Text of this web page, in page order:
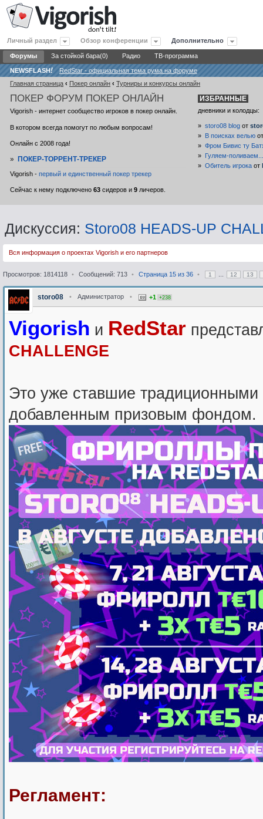
Личный раздел Обзор конференции Дополнительно
Форумы За стойкой бара(0) Радио ТВ-программа
NEWSFLASH!
RedStar - официальная тема рума на форуме
Главная страница ‹ Покер онлайн ‹ Турниры и конкурсы онлайн
ПОКЕР ФОРУМ ПОКЕР ОНЛАЙН
Vigorish - интернет сообщество игроков в покер онлайн.
В котором всегда помогут по любым вопросам!
Онлайн с 2008 года!
»ПОКЕР-ТОРРЕНТ-ТРЕКЕР
Vigorish -первый и единственный покер трекер
Сейчас к нему подключено63 сидеров и9 личеров.
ИЗБРАННЫЕ
дневники и колодцы:
»storo08 blog от
»
В поисках велью
»Фром Бивис ту
»
Гуляем-
»Обитель игрока от
Дискуссия: Storo08 HEADS-UP
Вся информация о проектах Vigorish и его партнеров
Просмотров: 1814118 • Сообщений: 713 • Страница 15из 36 • 1 12 13
storo08 • Администратор • +1 +238
Vigorish и RedStar
CHALLENGE
Это уже ставшие
добавленным призовым фондом.
Регламент: